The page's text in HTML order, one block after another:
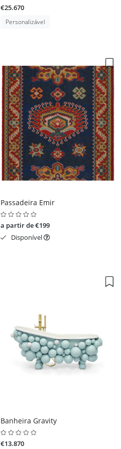
€25.670
Personalizável
Passadeira Emir
a partir de €199
Disponível
Banheira Gravity
€13.870